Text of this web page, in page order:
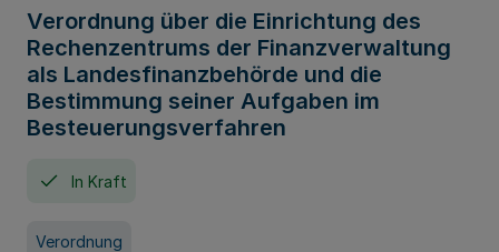
Verordnung über die Einrichtung des
Rechenzentrums der Finanzverwaltung
als Landesfinanzbehörde und die
Bestimmung seiner Aufgaben im
Besteuerungsverfahren
In Kraft
Verordnung